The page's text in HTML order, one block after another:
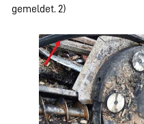
gemeldet. 2)